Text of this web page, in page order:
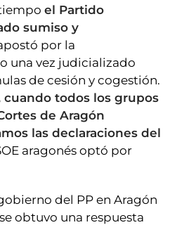
el Partido
sumiso y
por la
una vez judicializado
de cesión y cogestión.
todos los grupos
de Aragón
las declaraciones del
aragonés optó por
del PP en Aragón
obtuvo una respuesta